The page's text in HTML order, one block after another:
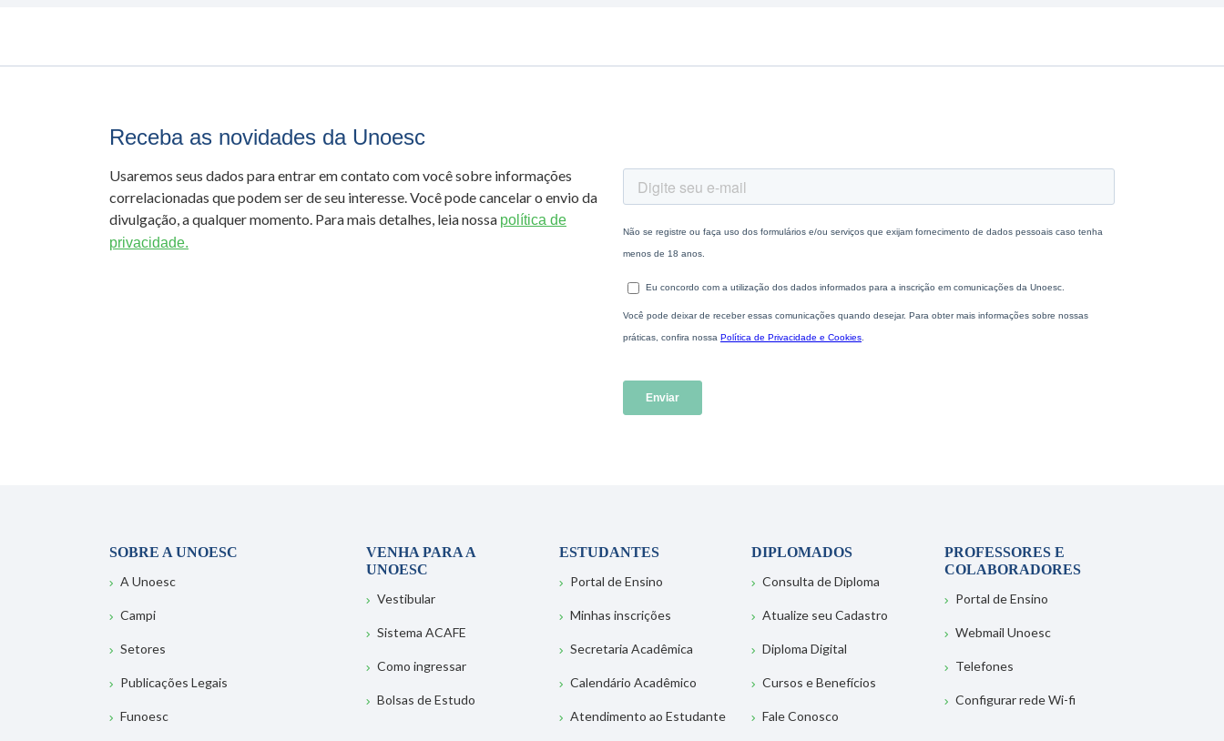
Receba as novidades da Unoesc
Usaremos seus dados para entrar em contato com você sobre informações
correlacionadas que podem ser de seu interesse. Você pode cancelar o envio da
divulgação, a qualquer momento. Para mais detalhes, leia nossa política de
privacidade.
SOBRE A UNOESC
A Unoesc
Campi
Setores
Publicações Legais
Funoesc
VENHA PARA A
UNOESC
Vestibular
Sistema ACAFE
Como ingressar
Bolsas de Estudo
ESTUDANTES
Portal de Ensino
Minhas inscrições
Secretaria Acadêmica
Calendário Acadêmico
Atendimento ao Estudante
DIPLOMADOS
Consulta de Diploma
Atualize seu Cadastro
Diploma Digital
Cursos e Benefícios
Fale Conosco
PROFESSORES E
COLABORADORES
Portal de Ensino
Webmail Unoesc
Telefones
Configurar rede Wi-fi